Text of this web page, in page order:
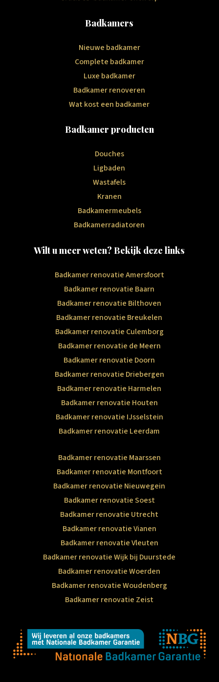
Badkamers
Nieuwe badkamer
Complete badkamer
Luxe badkamer
Badkamer renoveren
Wat kost een badkamer
Badkamer producten
Douches
Ligbaden
Wastafels
Kranen
Badkamermeubels
Badkamerradiatoren
Wilt u meer weten? Bekijk deze links
Badkamer renovatie Amersfoort
Badkamer renovatie Baarn
Badkamer renovatie Bilthoven
Badkamer renovatie Breukelen
Badkamer renovatie Culemborg
Badkamer renovatie de Meern
Badkamer renovatie Doorn
Badkamer renovatie Driebergen
Badkamer renovatie Harmelen
Badkamer renovatie Houten
Badkamer renovatie IJsselstein
Badkamer renovatie Leerdam
Badkamer renovatie Maarssen
Badkamer renovatie Montfoort
Badkamer renovatie Nieuwegein
Badkamer renovatie Soest
Badkamer renovatie Utrecht
Badkamer renovatie Vianen
Badkamer renovatie Vleuten
Badkamer renovatie Wijk bij Duurstede
Badkamer renovatie Woerden
Badkamer renovatie Woudenberg
Badkamer renovatie Zeist